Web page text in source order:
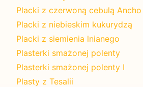
Placki z czerwoną cebulą Ancho
Placki z niebieskim kukurydzą
Placki z siemienia lnianego
Plasterki smażonej polenty
Plasterki smażonej polenty I
Plasty z Tesalii